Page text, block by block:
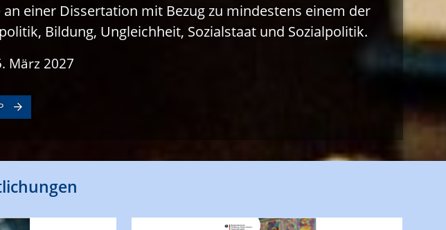
einer Dissertation mit Bezug zu mindestens einem der
Bildung, Ungleichheit, Sozialstaat und Sozialpolitik.
März 2027